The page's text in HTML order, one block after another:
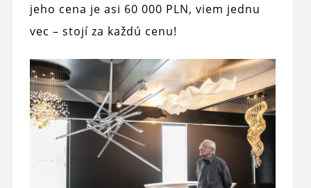
jeho cena je asi 60 000 PLN, viem jednu
vec – stojí za každú cenu!